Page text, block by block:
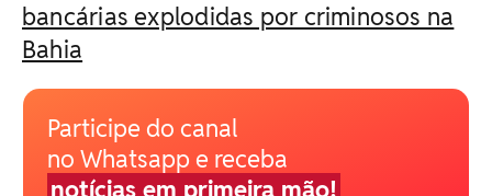
bancárias explodidas por criminosos na
Bahia
Participe do canal
no Whatsapp e receba
notícias em primeira mão!